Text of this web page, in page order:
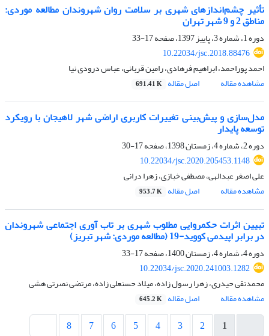
تأثیر چشم‌اندازهای شهری بر سلامت روان شهروندان مطالعه موردی:
مناطق 2 و 9 شهر تهران
دوره 1، شماره 3، پاییز 1397، صفحه
17-33
10.22034/jsc.2018.88476
احمد پوراحمد، ابراهیم فرهادی، رامین قربانی، عباس درودی نیا
مشاهده مقاله
اصل مقاله 691.41 K
مدل‌سازی و پیش‌بینی تغییرات کاربری اراضی شهر لاهیجان با رویکرد
توسعه پایدار
دوره 2، شماره 4، زمستان 1398، صفحه
17-30
10.22034/jsc.2020.205453.1148
علی اصغر عبدالهی، مصطفی خبازی، زهرا درانی
مشاهده مقاله
اصل مقاله 953.7 K
تبیین اثرات حکمروایی مطلوب شهری بر تاب آوری اجتماعی شهروندان
در برابر اپیدمی کووید-19 (مطالعه موردی: شهر تبریز)
دوره 4، شماره 4، زمستان 1400، صفحه
17-33
10.22034/jsc.2020.241003.1282
محمدتقی حیدری، زهرا رسول زاده، میلاد حسنعلی زاده، مرتضی نصرتی هشی
مشاهده مقاله
اصل مقاله 645.2 K
1
2
3
4
5
6
7
8